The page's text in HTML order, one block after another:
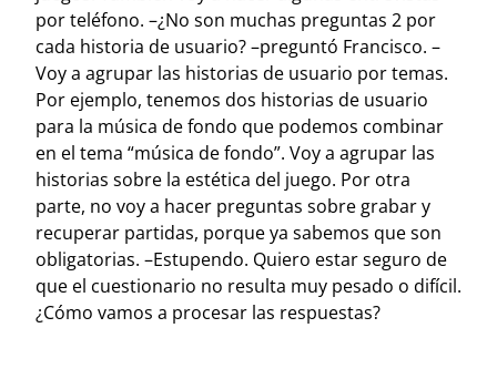
por teléfono. –¿No son muchas preguntas 2 por
cada historia de usuario? –preguntó Francisco. –
Voy a agrupar las historias de usuario por temas.
Por ejemplo, tenemos dos historias de usuario
para la música de fondo que podemos combinar
en el tema “música de fondo”. Voy a agrupar las
historias sobre la estética del juego. Por otra
parte, no voy a hacer preguntas sobre grabar y
recuperar partidas, porque ya sabemos que son
obligatorias. –Estupendo. Quiero estar seguro de
que el cuestionario no resulta muy pesado o difícil.
¿Cómo vamos a procesar las respuestas?